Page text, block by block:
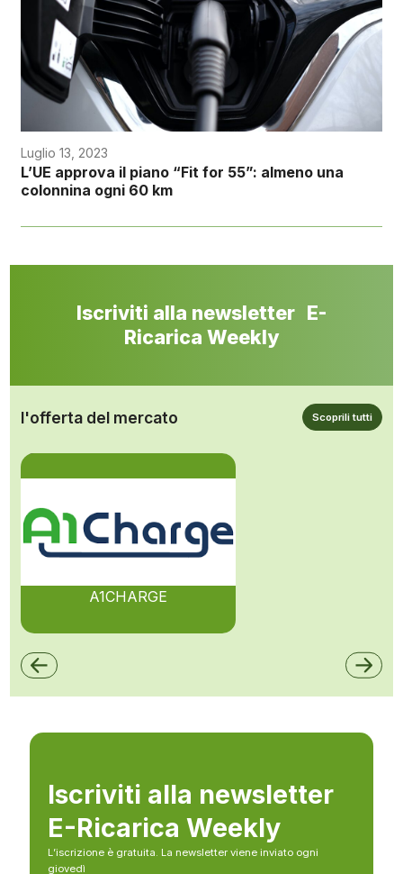
Luglio 13, 2023
L’UE approva il piano “Fit for 55”: almeno una
colonnina ogni 60 km
Iscriviti alla newsletter E-
Ricarica Weekly
l'offerta del mercato Scoprili tutti
A1CHARGE
Iscriviti alla newsletter
E-Ricarica Weekly
L’iscrizione è gratuita. La newsletter viene inviato ogni
giovedì